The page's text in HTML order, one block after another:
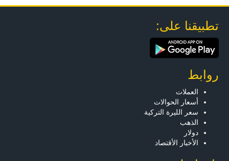
تطبيقنا على:
روابط
العملات
أسعار الحوالات
سعر الليرة التركية
الذهب
دولار
الأخبار الأقتصاد